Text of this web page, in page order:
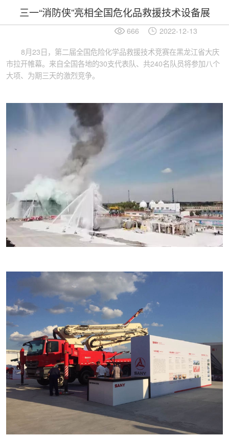
三一“消防侠”亮相全国危化品救援技术设备展
666 2022-12-13
8月23日，第二届全国危险化学品救援技术竞赛在黑龙江省大庆
市拉开帷幕。来自全国各地的30支代表队、共240名队员将参加八个
大项、为期三天的激烈竞争。